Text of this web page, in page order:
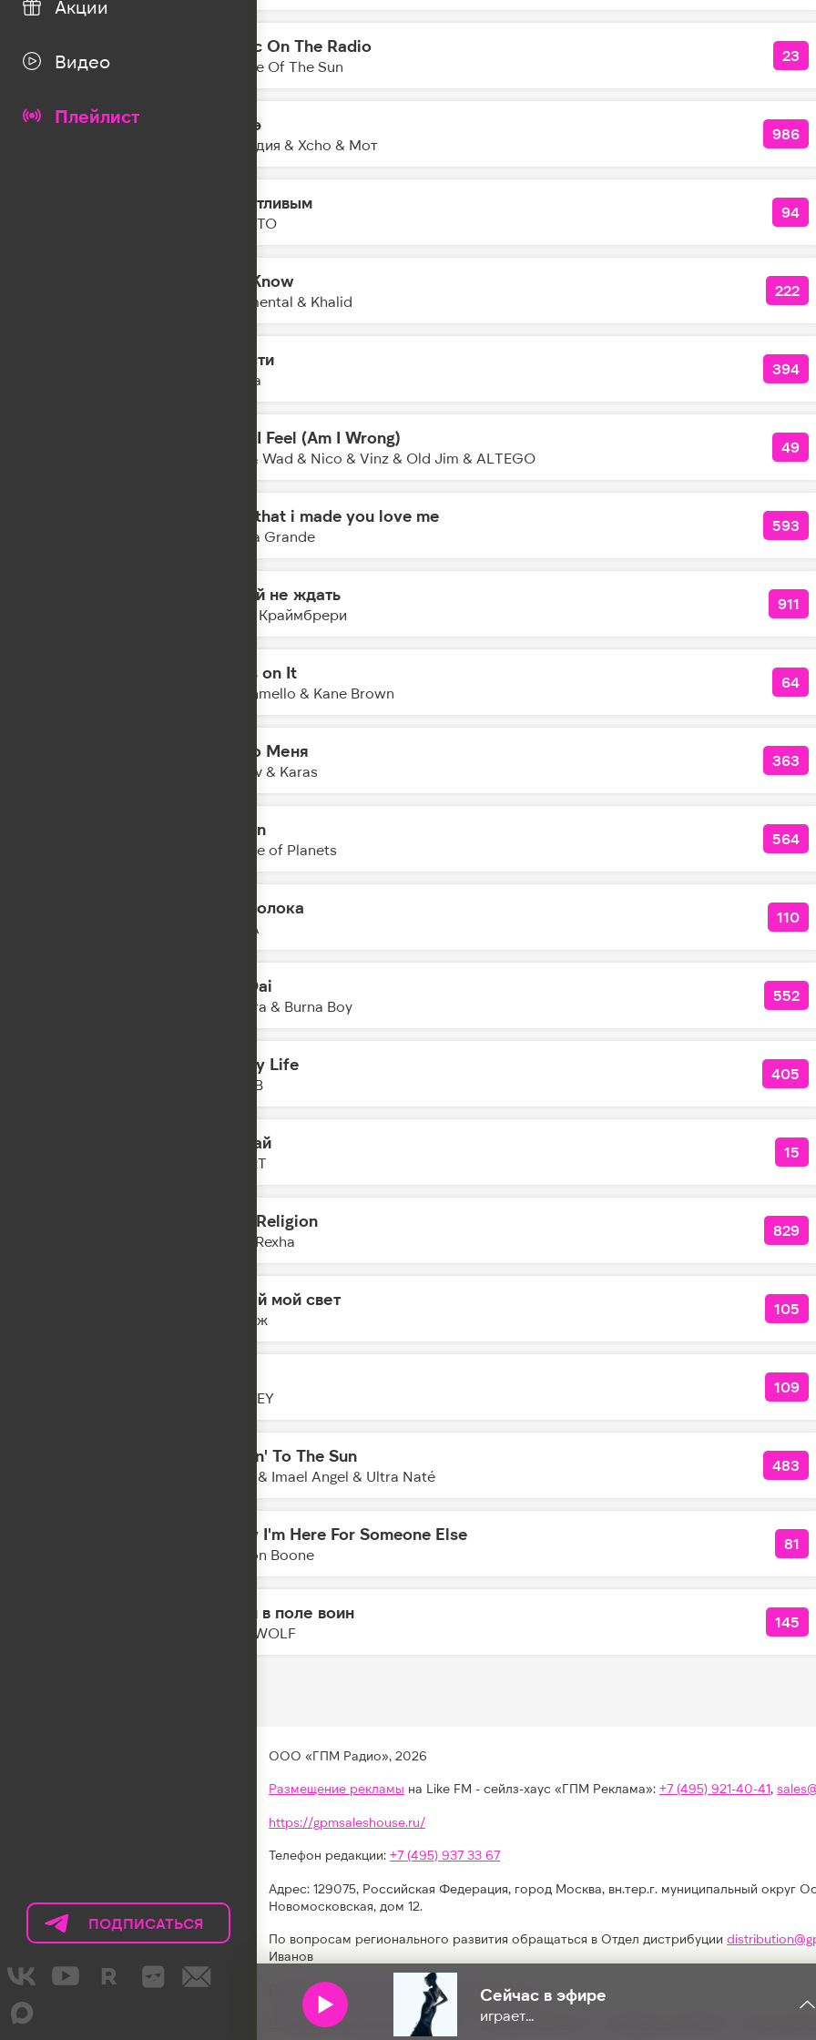
Акции
Видео
Плейлист
ПОДПИСАТЬСЯ
НА
LIKE
Сейчас в эфире
играет...
15:41 Music On The Radio
Empire Of The Sun
23
Шадэ
By Индия & Xcho & Мот
986
Счастливым
NILETTO
94
All I Know
Rudimental & Khalid
222
Прости
Амура
394
How I Feel (Am I Wrong)
Faul & Wad & Nico & Vinz & Old Jim & ALTEGO
49
hate that i made you love me
Ariana Grande
593
Давай не ждать
Мари Краймбрери
911
Miles on It
Marshmello & Kane Brown
64
Мимо Меня
Filatov & Karas
363
Destin
Parade of Planets
564
Проволока
PIZZA
110
Dai Dai
Shakira & Burna Boy
552
All My Life
R3HAB
405
Гудбай
ZIVERT
15
New Religion
Bebe Rexha
829
Ясный мой свет
Винтаж
105
BLIZKEY
109
Movin' To The Sun
Hugel & Imael Angel & Ultra Naté
483
Sorry I'm Here For Someone Else
Benson Boone
81
Один в поле воин
BEARWOLF
145
ООО «ГПМ Радио», 2026
Размещение рекламы на Like FM - сейлз-хаус «ГПМ Реклама»:+7 (495) 921-40-41,
https://gpmsaleshouse.ru/
Телефон редакции:+7 (495) 937 33 67
Адрес: 129075, Российская Федерация, город Москва, вн.тер.г. муниципальный округ
Новомосковская, дом 12.
По вопросам регионального развития обращаться в Отдел дистрибуции
Иванов
Правила участия в акциях, конкурсах, играх
Политика конфиденциальности Результаты СОУТ